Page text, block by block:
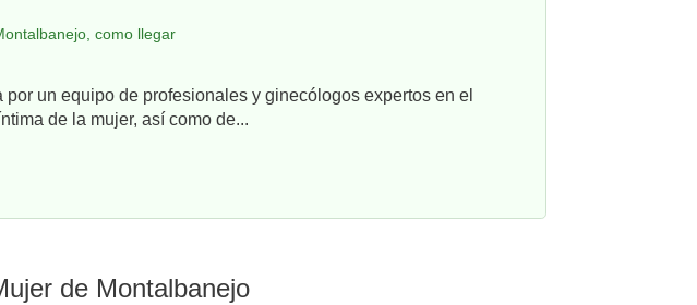
como llegar
un equipo de profesionales y ginecólogos expertos en el
de la mujer, así como de...
de Montalbanejo